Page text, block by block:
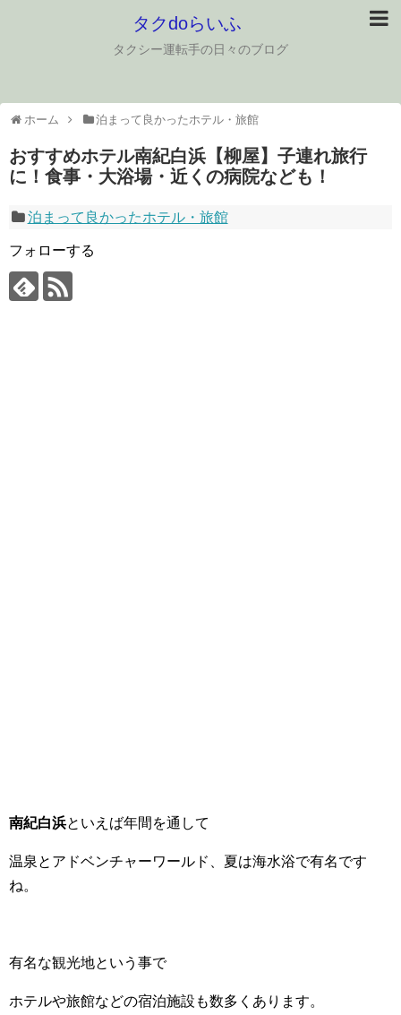
タクdoらいふ
タクシー運転手の日々のブログ
ホーム 泊まって良かったホテル・旅館
おすすめホテル南紀白浜【柳屋】子連れ旅行
に！食事・大浴場・近くの病院なども！
泊まって良かったホテル・旅館
フォローする
南紀白浜といえば年間を通して
温泉とアドベンチャーワールド、夏は海水浴で有名です
ね。
有名な観光地という事で
ホテルや旅館などの宿泊施設も数多くあります。